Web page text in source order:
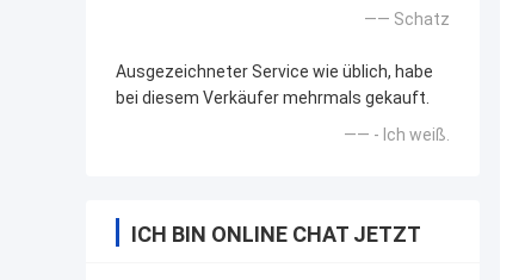
—— Schatz
Ausgezeichneter Service wie üblich, habe
bei diesem Verkäufer mehrmals gekauft.
—— - Ich weiß.
ICH BIN ONLINE CHAT JETZT